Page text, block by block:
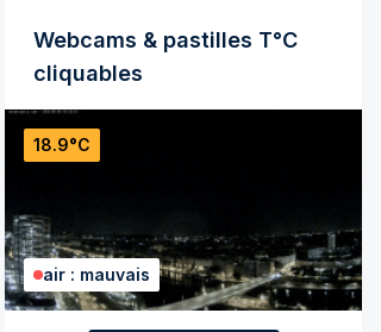
Webcams & pastilles T°C
cliquables
18.9°C
air : mauvais